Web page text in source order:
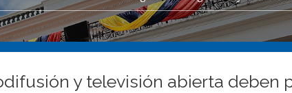
y televisión abierta deben